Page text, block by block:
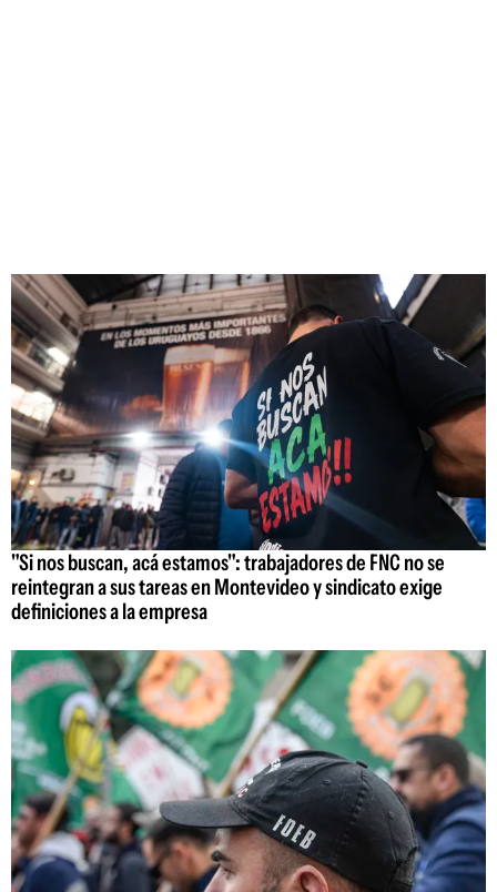
"Si nos buscan, acá estamos": trabajadores de FNC no se
reintegran a sus tareas en Montevideo y sindicato exige
definiciones a la empresa